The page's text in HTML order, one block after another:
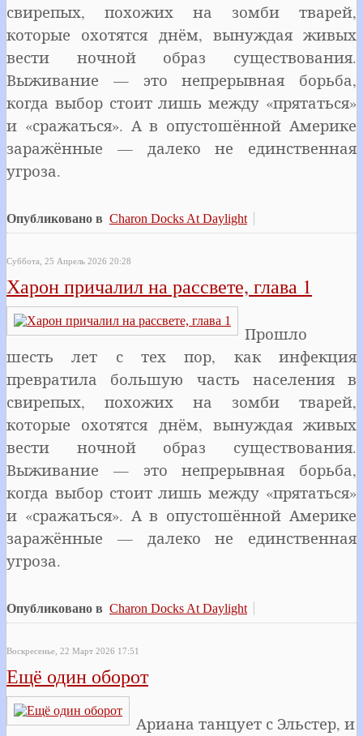
свирепых, похожих на зомби тварей,
которые охотятся днём, вынуждая живых
вести ночной образ существования.
Выживание — это непрерывная борьба,
когда выбор стоит лишь между «прятаться»
и «сражаться». А в опустошённой Америке
заражённые — далеко не единственная
угроза.
Опубликовано в Charon Docks At Daylight
Суббота, 25 Апрель 2026 20:28
Харон причалил на рассвете, глава 1
Прошло
шесть лет с тех пор, как инфекция
превратила большую часть населения в
свирепых, похожих на зомби тварей,
которые охотятся днём, вынуждая живых
вести ночной образ существования.
Выживание — это непрерывная борьба,
когда выбор стоит лишь между «прятаться»
и «сражаться». А в опустошённой Америке
заражённые — далеко не единственная
угроза.
Опубликовано в Charon Docks At Daylight
Воскресенье, 22 Март 2026 17:51
Ещё один оборот
Ариана танцует с Эльстер, и